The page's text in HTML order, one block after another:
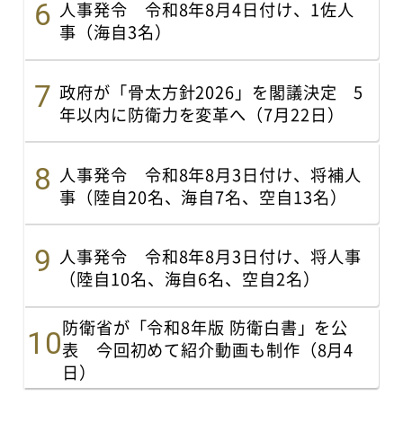
人事発令 令和8年8月4日付け、1佐人
事（海自3名）
政府が「骨太方針2026」を閣議決定 5
年以内に防衛力を変革へ（7月22日）
人事発令 令和8年8月3日付け、将補人
事（陸自20名、海自7名、空自13名）
人事発令 令和8年8月3日付け、将人事
（陸自10名、海自6名、空自2名）
防衛省が「令和8年版 防衛白書」を公
表 今回初めて紹介動画も制作（8月4
日）